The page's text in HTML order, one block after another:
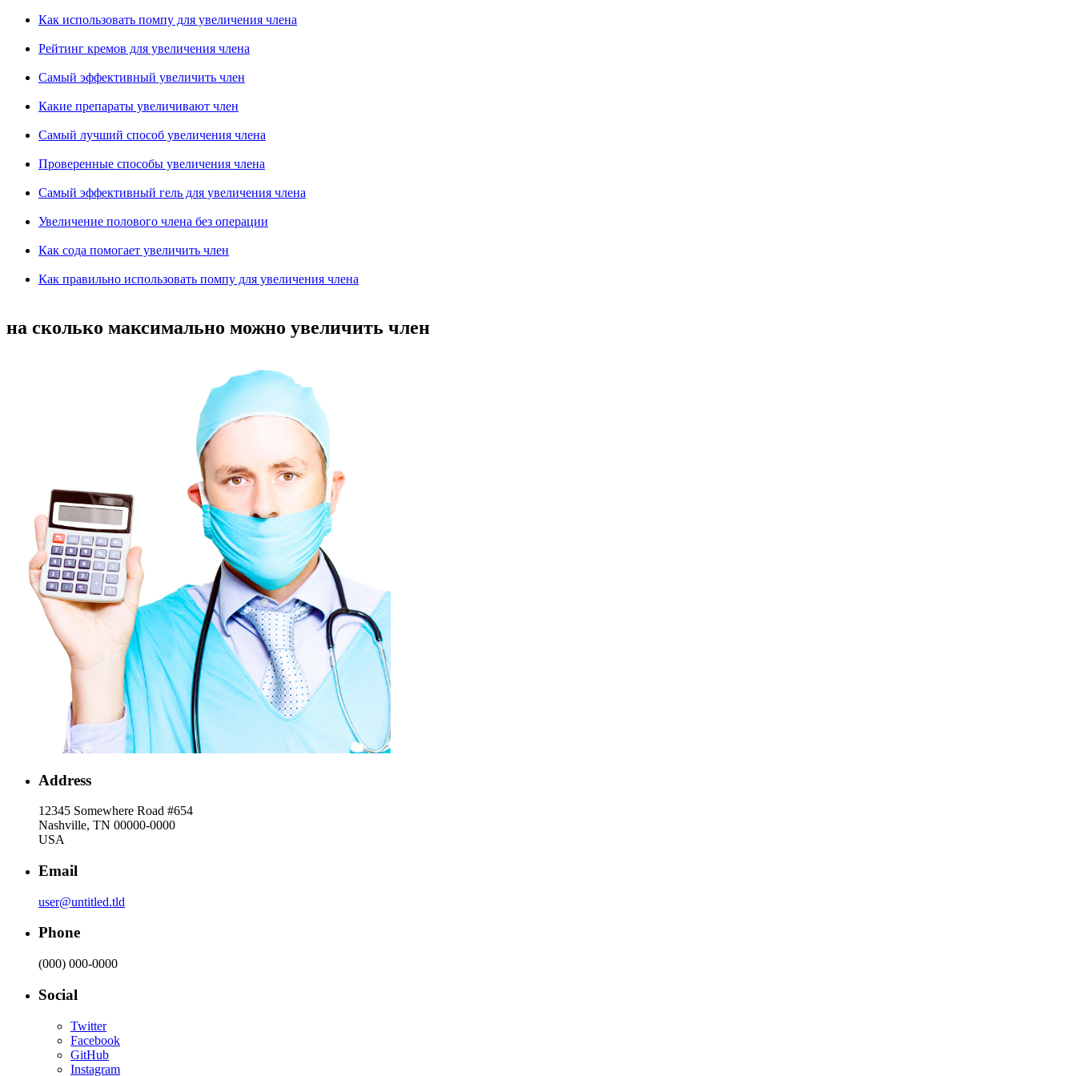
Как использовать помпу для увеличения члена
Рейтинг кремов для увеличения члена
Самый эффективный увеличить член
Какие препараты увеличивают член
Самый лучший способ увеличения члена
Проверенные способы увеличения члена
Самый эффективный гель для увеличения члена
Увеличение полового члена без операции
Как сода помогает увеличить член
Как правильно использовать помпу для увеличения члена
на сколько максимально можно увеличить член
Address
12345 Somewhere Road #654
Nashville, TN 00000-0000
USA
Email
user@untitled.tld
Phone
(000) 000-0000
Social
Twitter
Facebook
GitHub
Instagram